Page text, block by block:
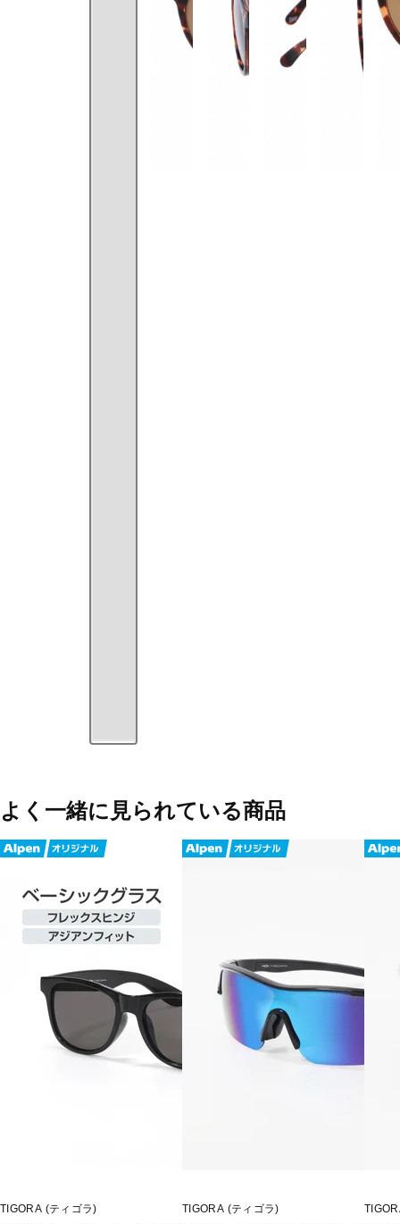
よく一緒に見られている商品
TIGORA (ティゴラ) TIGORA (ティゴラ)